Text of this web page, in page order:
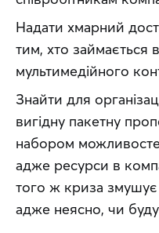
Надати хмарний
тим, хто займається
мультимедійного
Знайти для
вигідну пакетну
набором
адже ресурси в
того ж криза змушує
адже неясно, чи